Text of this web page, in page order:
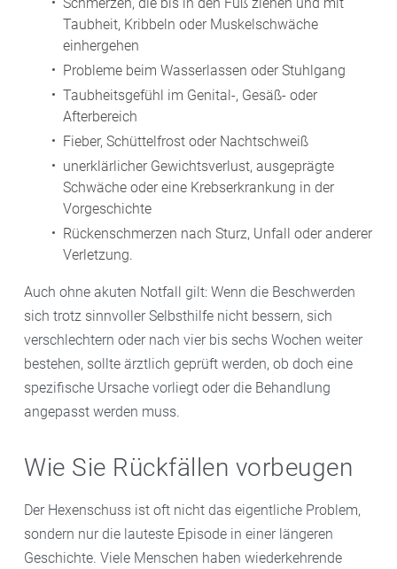
Taubheit, Kribbeln oder Muskelschwäche
einhergehen
Probleme beim Wasserlassen oder Stuhlgang
Taubheitsgefühl im Genital-, Gesäß- oder
Afterbereich
Fieber, Schüttelfrost oder Nachtschweiß
unerklärlicher Gewichtsverlust, ausgeprägte
Schwäche oder eine Krebserkrankung in der
Vorgeschichte
Rückenschmerzen nach Sturz, Unfall oder anderer
Verletzung.
Auch ohne akuten Notfall gilt: Wenn die Beschwerden
sich trotz sinnvoller Selbsthilfe nicht bessern, sich
verschlechtern oder nach vier bis sechs Wochen weiter
bestehen, sollte ärztlich geprüft werden, ob doch eine
spezifische Ursache vorliegt oder die Behandlung
angepasst werden muss.
Wie Sie Rückfällen vorbeugen
Der Hexenschuss ist oft nicht das eigentliche Problem,
sondern nur die lauteste Episode in einer längeren
Geschichte. Viele Menschen haben wiederkehrende